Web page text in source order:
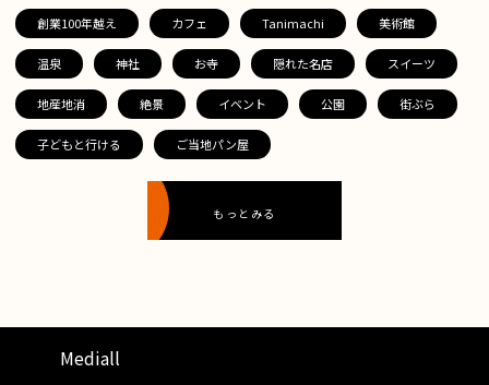
創業100年越え カフェ Tanimachi 美術館
温泉 神社 お寺 隠れた名店 スイーツ
地産地消 絶景 イベント 公園 街ぶら
子どもと行ける ご当地パン屋
もっとみる
Mediall